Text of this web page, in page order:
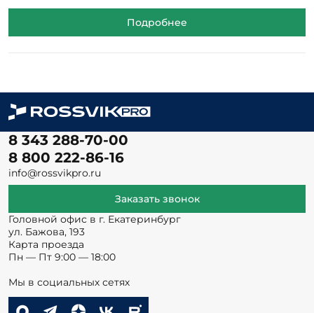
Подробнее
8 343 288-70-00
8 800 222-86-16
info@rossvikpro.ru
Заказать звонок
Головной офис в г. Екатеринбург
ул. Бажова, 193
Карта проезда
Пн — Пт 9:00 — 18:00
Мы в социальных сетях